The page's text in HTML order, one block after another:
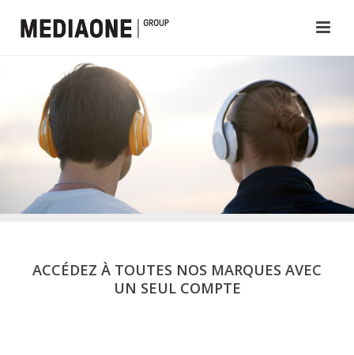
ACCÉDEZ À TOUTES NOS MARQUES AVEC
UN SEUL COMPTE